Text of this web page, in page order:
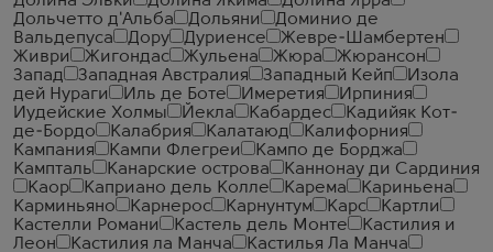
Дольчетто д'Альба
Дольяни
Доминио де
Вальдепуса
Дору Дуриенсе
Жевре-Шамбертен
Живри
Жигондас Жульена Жюра
Жюрансон
Запад
Западная Австралия Западный Кейп
Изола
дей Нураги
Иль де Боте Имеретия
Ирпиния
Иудейские Холмы
Йекла Кабардес
Кадийяк Кот-
де-Бордо
Калабрия Калатаюд
Калифорния
Кампания
Кампи Флегреи
Кампо де Борджа
Кампталь
Канарские острова
Каннонау ди Сардиния
Каор
Каприано дель Колле Карема
Кариньена
Карминьяно
Карнерос Карнунтум Карс
Картли
Кастелли Романи
Кастель дель Монте
Кастилия и
Леон
Кастилия ла Манча
Кастилья Ла Манча